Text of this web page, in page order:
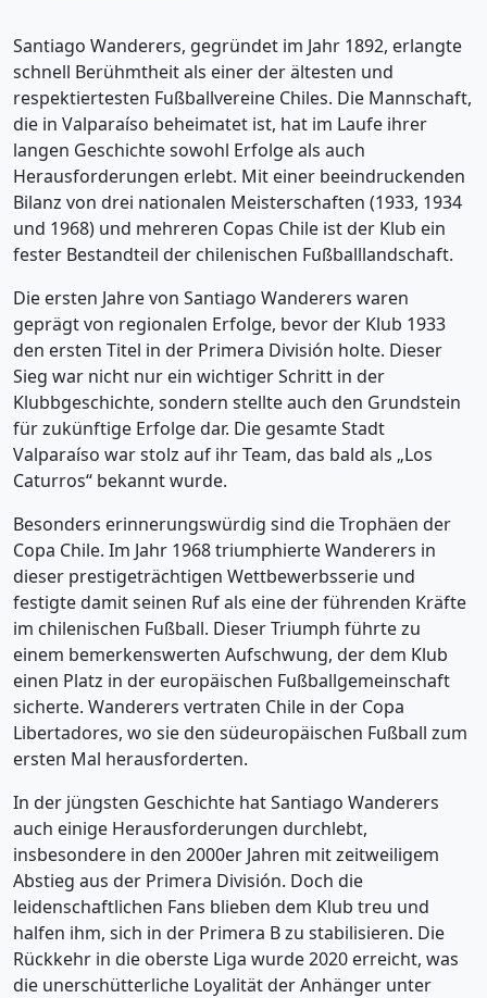
Santiago Wanderers, gegründet im Jahr 1892, erlangte
schnell Berühmtheit als einer der ältesten und
respektiertesten Fußballvereine Chiles. Die Mannschaft,
die in Valparaíso beheimatet ist, hat im Laufe ihrer
langen Geschichte sowohl Erfolge als auch
Herausforderungen erlebt. Mit einer beeindruckenden
Bilanz von drei nationalen Meisterschaften (1933, 1934
und 1968) und mehreren Copas Chile ist der Klub ein
fester Bestandteil der chilenischen Fußballlandschaft.
Die ersten Jahre von Santiago Wanderers waren
geprägt von regionalen Erfolge, bevor der Klub 1933
den ersten Titel in der Primera División holte. Dieser
Sieg war nicht nur ein wichtiger Schritt in der
Klubbgeschichte, sondern stellte auch den Grundstein
für zukünftige Erfolge dar. Die gesamte Stadt
Valparaíso war stolz auf ihr Team, das bald als „Los
Caturros“ bekannt wurde.
Besonders erinnerungswürdig sind die Trophäen der
Copa Chile. Im Jahr 1968 triumphierte Wanderers in
dieser prestigeträchtigen Wettbewerbsserie und
festigte damit seinen Ruf als eine der führenden Kräfte
im chilenischen Fußball. Dieser Triumph führte zu
einem bemerkenswerten Aufschwung, der dem Klub
einen Platz in der europäischen Fußballgemeinschaft
sicherte. Wanderers vertraten Chile in der Copa
Libertadores, wo sie den südeuropäischen Fußball zum
ersten Mal herausforderten.
In der jüngsten Geschichte hat Santiago Wanderers
auch einige Herausforderungen durchlebt,
insbesondere in den 2000er Jahren mit zeitweiligem
Abstieg aus der Primera División. Doch die
leidenschaftlichen Fans blieben dem Klub treu und
halfen ihm, sich in der Primera B zu stabilisieren. Die
Rückkehr in die oberste Liga wurde 2020 erreicht, was
die unerschütterliche Loyalität der Anhänger unter